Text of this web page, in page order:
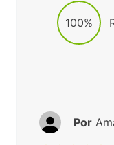
100%
Por